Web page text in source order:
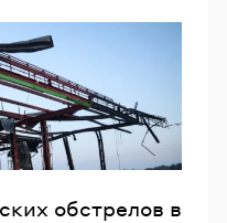
обстрелов в